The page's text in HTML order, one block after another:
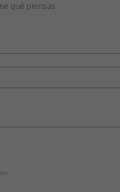
qué piensas